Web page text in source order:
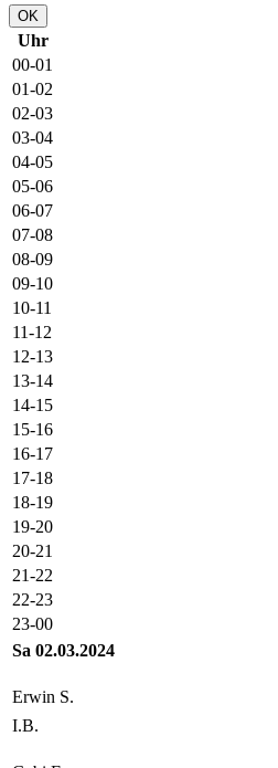
OK
Uhr
00-01
01-02
02-03
03-04
04-05
05-06
06-07
07-08
08-09
09-10
10-11
11-12
12-13
13-14
14-15
15-16
16-17
17-18
18-19
19-20
20-21
21-22
22-23
23-00
Sa 02.03.2024
Erwin S.
I.B.